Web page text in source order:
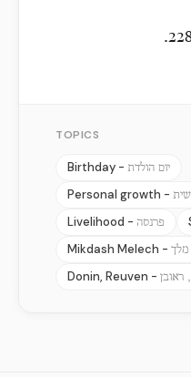
TOPICS
Birthday - יום הולדת
Personal growth -
Livelihood - פרנסה
Mikdash Melech -
Donin, Reuven - ראובן